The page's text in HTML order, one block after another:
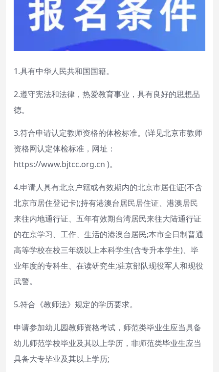
1.具有中华人民共和国国籍。
2.遵守宪法和法律，热爱教育事业，具有良好的思想品
德。
3.符合申请认定教师资格的体检标准。(详见北京市教师
资格网认定体检标准，网址：
https://www.bjtcc.org.cn )。
4.申请人具有北京户籍或有效期内的北京市居住证(不含
北京市居住登记卡);持有港澳台居民居住证、港澳居民
来往内地通行证、五年有效期台湾居民来往大陆通行证
的在京学习、工作、生活的港澳台居民;本市全日制普通
高等学校在校三年级以上本科学生(含专升本学生)、毕
业年度的专科生、在读研究生;驻京部队现役军人和现役
武警。
5.符合《教师法》规定的学历要求。
申请参加幼儿园教师资格考试，师范类毕业生应当具备
幼儿师范学校毕业及其以上学历，非师范类毕业生应当
具备大专毕业及其以上学历;